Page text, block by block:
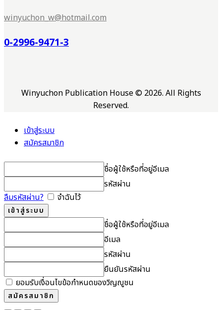
winyuchon_w@hotmail.com
0-2996-9471-3
Winyuchon Publication House © 2026. All Rights
Reserved.
เข้าสู่ระบบ
สมัครสมาชิก
ชื่อผู้ใช้หรือที่อยู่อีเมล
รหัสผ่าน
ลืมรหัสผ่าน?
จำฉันไว้
ชื่อผู้ใช้หรือที่อยู่อีเมล
อีเมล
รหัสผ่าน
ยืนยันรหัสผ่าน
ยอมรับเงื่อนไขข้อกำหนดของวิญญูชน